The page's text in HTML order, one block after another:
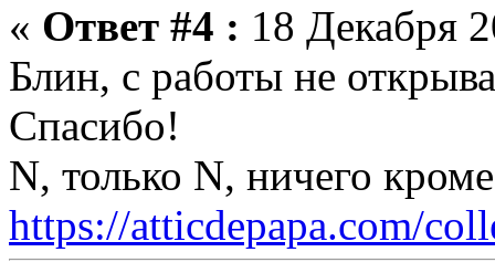
« Ответ #4 : 18 Декабря
Блин, с работы не
Спасибо!
N, только N, ничего
https://atticdepapa.com/